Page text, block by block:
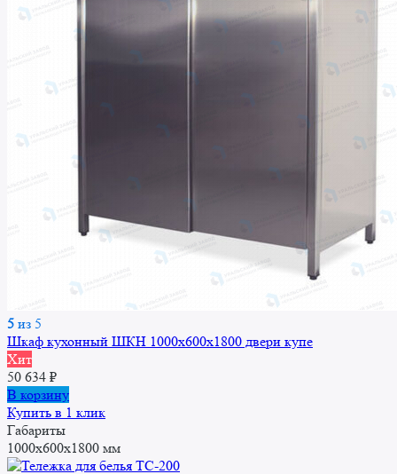
5 из 5
Шкаф кухонный ШКН 1000x600x1800 двери купе
Хит
50 634 ₽
В корзину
Купить в 1 клик
Габариты
1000x600x1800 мм